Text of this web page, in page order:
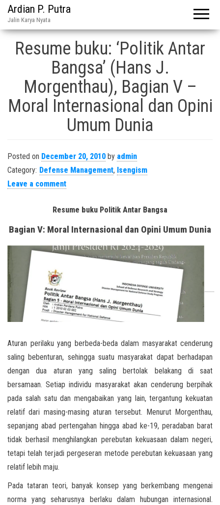
Ardian P. Putra
Jalin Karya Nyata
Resume buku: ‘Politik Antar
Bangsa’ (Hans J.
Morgenthau), Bagian V –
Moral Internasional dan Opini
Umum Dunia
Posted on December 20, 2010 by admin
Category: Defense Management, Isengism
Leave a comment
Resume buku Politik Antar Bangsa
Bagian V: Moral Internasional dan Opini Umum Dunia
Aturan perilaku yang berbeda-beda dalam masyarakat cenderung
saling bebenturan, sehingga suatu masyarakat dapat berhadapan
dengan dua aturan yang saling bertolak belakang di saat
bersamaan. Setiap individu masyarakat akan cenderung berpihak
pada salah satu dan mengabaikan yang lain, tergantung kekuatan
relatif dari masing-masing aturan tersebut. Menurut Morgenthau,
sepanjang abad pertengahan hingga abad ke-19, peradaban barat
tidak berhasil menghilangkan perebutan kekuasaan dalam negeri,
tetapi telah terjadi pergeseran metode perebutan kekuasaan yang
relatif lebih maju.
Pada tataran teori, banyak konsep yang berkembang mengenai
norma yang seharusnya berlaku dalam hubungan internasional.